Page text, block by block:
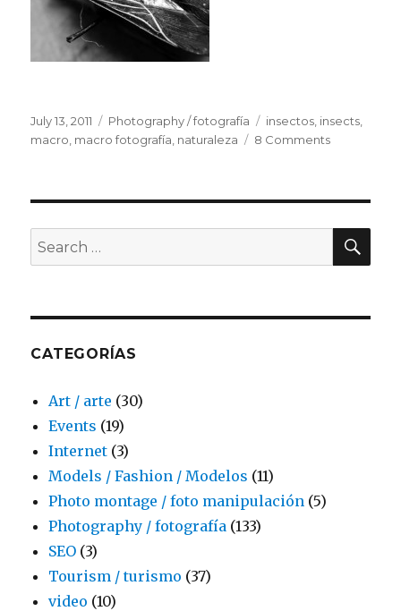
Posted
on
July 13, 2011 Categories
Photography / fotografía Tags
insectos insects
macro macro fotografía naturaleza 8 Comments
de
extensión
Search
for:
CATEGORÍAS
Art / arte (30)
Events (19)
Internet (3)
Models / Fashion / Modelos (11)
Photo montage / foto manipulación (5)
Photography / fotografía (133)
SEO (3)
Tourism / turismo (37)
video (10)